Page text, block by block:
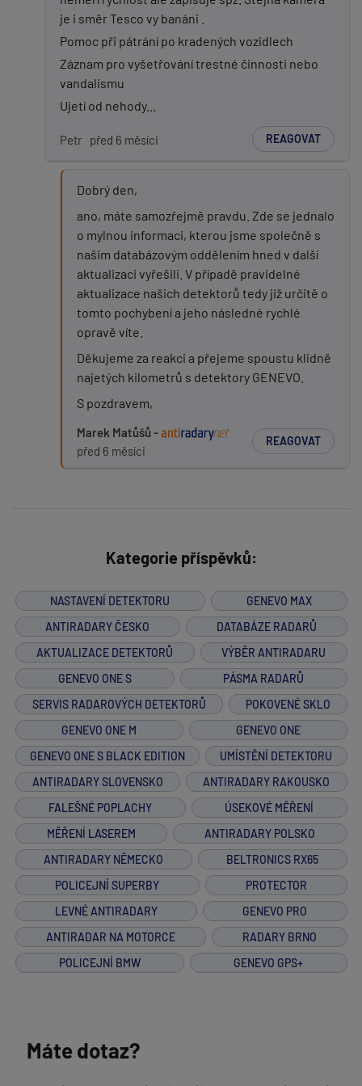
je i směr Tesco vy banáni .
Pomoc při pátrání po kradených vozidlech
Záznam pro vyšetřování trestné činnosti nebo
vandalismu
Ujetí od nehody...
Petr před 6 měsíci REAGOVAT
Dobrý den,
ano, máte samozřejmě pravdu. Zde se jednalo
o mylnou informaci, kterou jsme společně s
našim databázovým oddělením hned v další
aktualizaci vyřešili. V případě pravidelné
aktualizace našich detektorů tedy již určitě o
tomto pochybení a jeho následné rychlé
opravě víte.
Děkujeme za reakci a přejeme spoustu klidně
najetých kilometrů s detektory GENEVO.
S pozdravem,
Marek Matůšů -
před 6 měsíci
REAGOVAT
Kategorie příspěvků:
NASTAVENÍ DETEKTORU
GENEVO MAX
ANTIRADARY ČESKO
DATABÁZE RADARŮ
AKTUALIZACE DETEKTORŮ
VÝBĚR ANTIRADARU
GENEVO ONE S
PÁSMA RADARŮ
SERVIS RADAROVÝCH DETEKTORŮ
POKOVENÉ SKLO
GENEVO ONE M
GENEVO ONE
GENEVO ONE S BLACK EDITION
UMÍSTĚNÍ DETEKTORU
ANTIRADARY SLOVENSKO
ANTIRADARY RAKOUSKO
FALEŠNÉ POPLACHY
ÚSEKOVÉ MĚŘENÍ
MĚŘENÍ LASEREM
ANTIRADARY POLSKO
ANTIRADARY NĚMECKO
BELTRONICS RX65
POLICEJNÍ SUPERBY
PROTECTOR
LEVNÉ ANTIRADARY
GENEVO PRO
ANTIRADAR NA MOTORCE
RADARY BRNO
POLICEJNÍ BMW
GENEVO GPS+
Máte dotaz?